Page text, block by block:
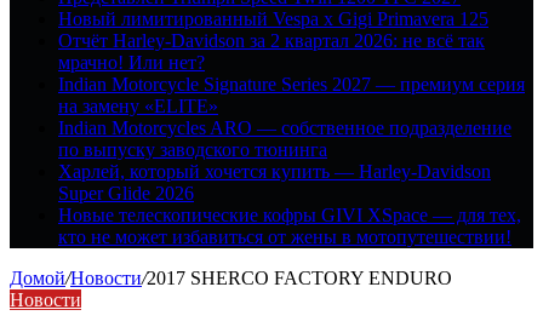
Новый лимитированный Vespa x Gigi Primavera 125
Отчёт Harley-Davidson за 2 квартал 2026: не всё так
мрачно! Или нет?
Indian Motorcycle Signature Series 2027 — премиум серия
на замену «ELITE»
Indian Motorcycles ARO — собственное подразделение
по выпуску заводского тюнинга
Харлей, который хочется купить — Harley-Davidson
Super Glide 2026
Новые телескопические кофры GIVI XSpace — для тех,
кто не может избавиться от жены в мотопутешествии!
Домой/Новости/2017 SHERCO FACTORY ENDURO
Новости